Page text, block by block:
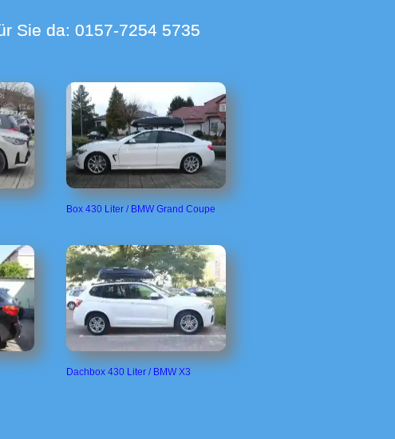
Sie da: 0157-7254 5735
Box 430 Liter / BMW Grand Coupe
Dachbox 430 Liter / BMW X3